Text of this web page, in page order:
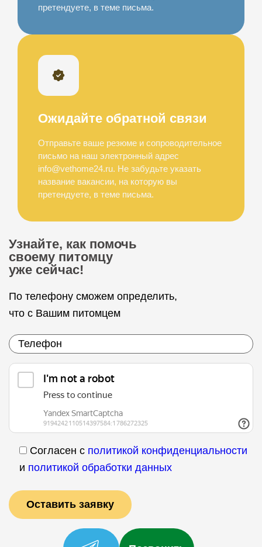
претендуете, в теме письма.
Ожидайте обратной связи
Отправьте ваше резюме и сопроводительное
письмо на наш электронный адрес
info@vethome24.ru. Не забудьте указать
название вакансии, на которую вы
претендуете, в теме письма.
Узнайте, как помочь
своему питомцу
уже сейчас!
По телефону сможем определить,
что с Вашим питомцем
Согласен с политикой конфиденциальности
и политикой обработки данных